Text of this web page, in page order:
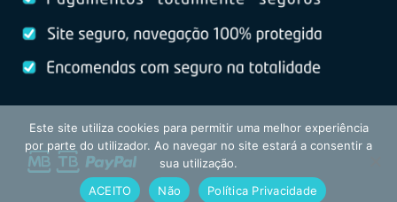
Este site utiliza cookies para permitir uma melhor experiência
por parte do utilizador. Ao navegar no site estará a consentir a
sua utilização.
ACEITO
Não Política Privacidade